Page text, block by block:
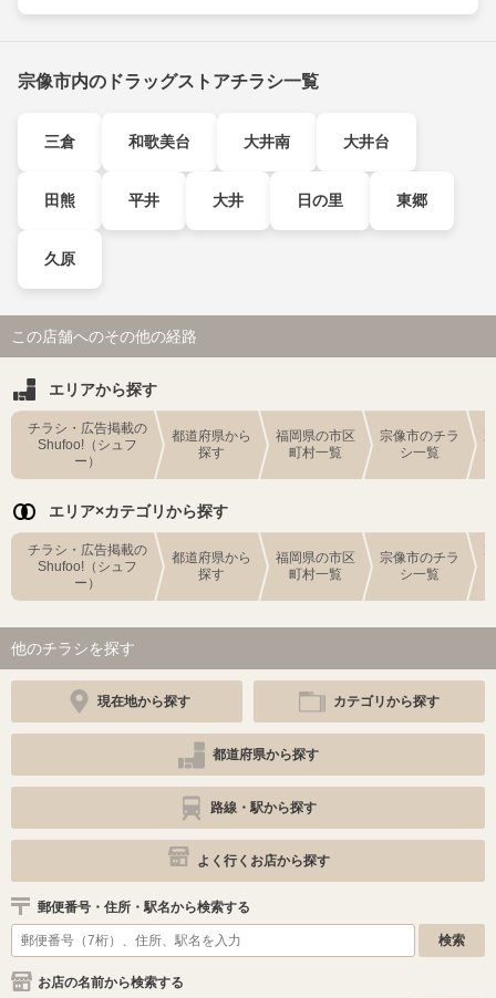
宗像市内のドラッグストアチラシ一覧
三倉 和歌美台 大井南 大井台
田熊 平井 大井 日の里 東郷
久原
この店舗へのその他の経路
エリアから探す
チラシ・広告掲載の
Shufoo!（シュフ
ー）
都道府県から
探す
福岡県の市区
町村一覧
宗像市のチラ
シ一覧
エリア×カテゴリから探す
チラシ・広告掲載の
Shufoo!（シュフ
ー）
都道府県から
探す
福岡県の市区
町村一覧
宗像市のチラ
シ一覧
他のチラシを探す
現在地から探す カテゴリから探す
都道府県から探す
路線・駅から探す
よく行くお店から探す
郵便番号・住所・駅名から検索する
お店の名前から検索する